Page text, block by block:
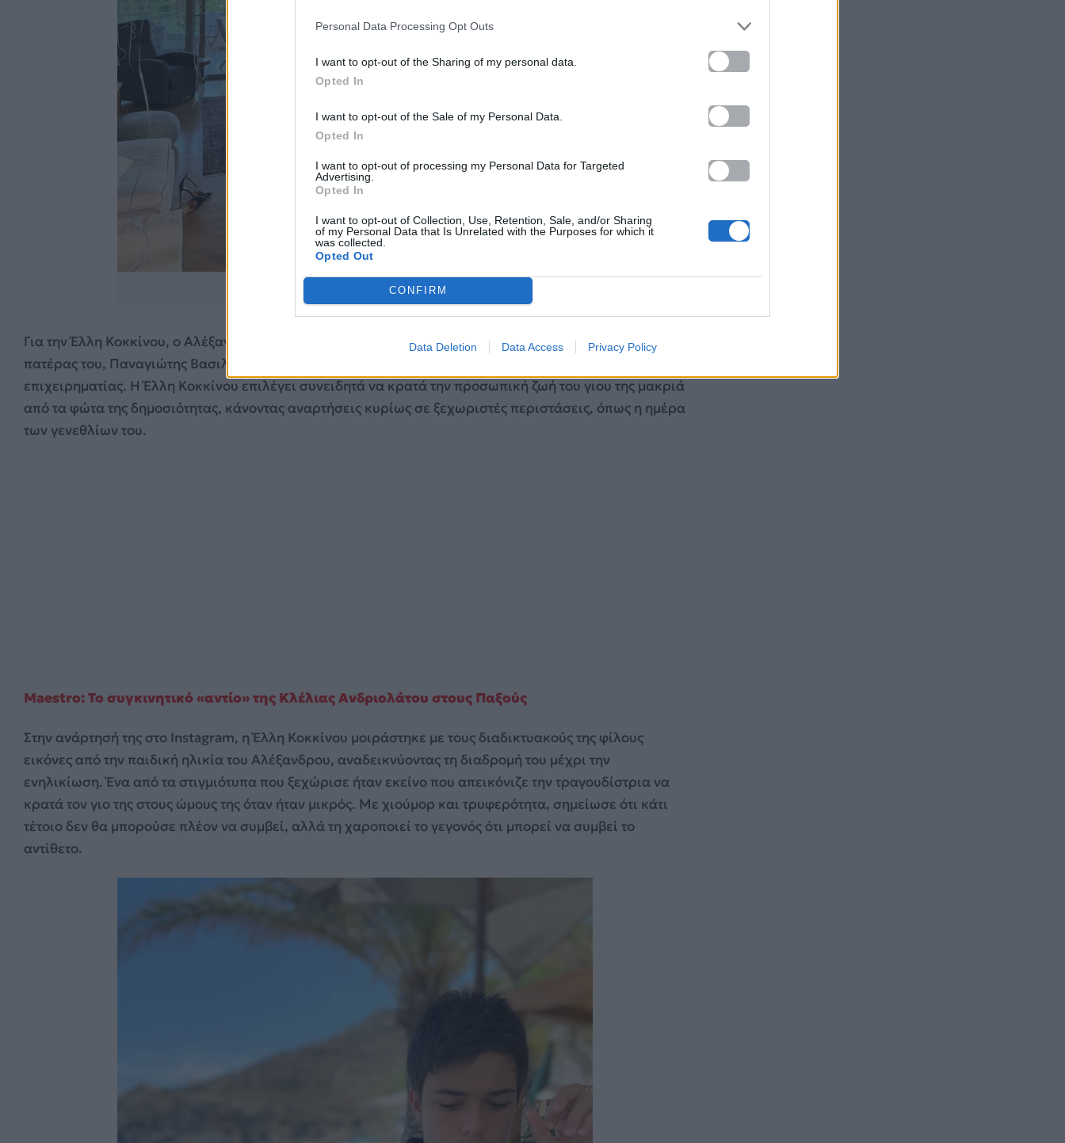
Personal Data Processing Opt Outs
I want to opt-out of the Sharing of my personal data.
Opted In
I want to opt-out of the Sale of my Personal Data.
Opted In
I want to opt-out of processing my Personal Data for Targeted
Advertising.
Opted In
I want to opt-out of Collection, Use, Retention, Sale, and/or Sharing
of my Personal Data that Is Unrelated with the Purposes for which it
was collected.
Opted Out
CONFIRM
Data Deletion Data Access Privacy Policy
https://www.instagram.com/ellikokkinou/
Για την Έλλη Κοκκίνου, ο Αλέξανδρος αποτελούσε ανέκαθεν την απόλυτη προτεραιότητα στη ζωή της. Ο
πατέρας του, Παναγιώτης Βασιλειάδης, με τον οποίο η τραγουδίστρια διατηρεί καλές σχέσεις, είναι
επιχειρηματίας. Η Έλλη Κοκκίνου επιλέγει συνειδητά να κρατά την προσωπική ζωή του γιου της μακριά
από τα φώτα της δημοσιότητας, κάνοντας αναρτήσεις κυρίως σε ξεχωριστές περιστάσεις, όπως η ημέρα
των γενεθλίων του.
Maestro: Το συγκινητικό «αντίο» της Κλέλιας Ανδριολάτου στους Παξούς
Στην ανάρτησή της στο Instagram, η Έλλη Κοκκίνου μοιράστηκε με τους διαδικτυακούς της φίλους
εικόνες από την παιδική ηλικία του Αλέξανδρου, αναδεικνύοντας τη διαδρομή του μέχρι την
ενηλικίωση. Ένα από τα στιγμιότυπα που ξεχώρισε ήταν εκείνο που απεικόνιζε την τραγουδίστρια να
κρατά τον γιο της στους ώμους της όταν ήταν μικρός. Με χιούμορ και τρυφερότητα, σημείωσε ότι κάτι
τέτοιο δεν θα μπορούσε πλέον να συμβεί, αλλά τη χαροποιεί το γεγονός ότι μπορεί να συμβεί το
αντίθετο.